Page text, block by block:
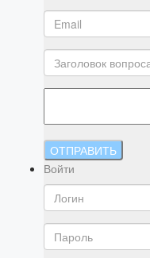
ОТПРАВИТЬ
Войти